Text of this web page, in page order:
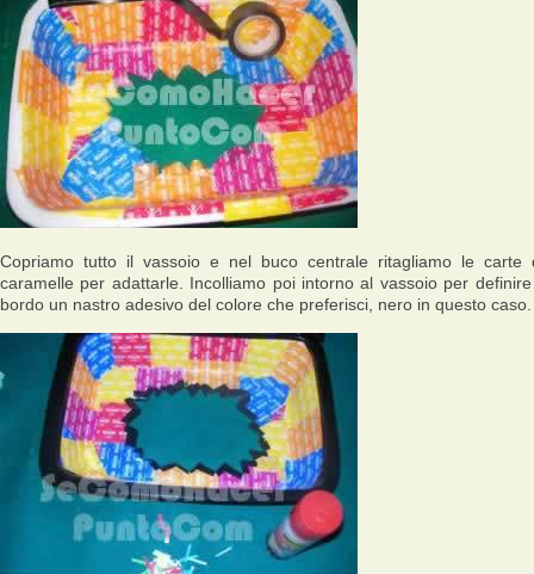
Copriamo tutto il vassoio e nel buco centrale ritagliamo le carte
caramelle per adattarle. Incolliamo poi intorno al vassoio per
bordo un nastro adesivo del colore che preferisci, nero in questo caso.